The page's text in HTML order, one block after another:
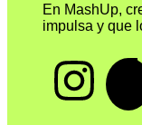
En MashUp,
impulsa y que